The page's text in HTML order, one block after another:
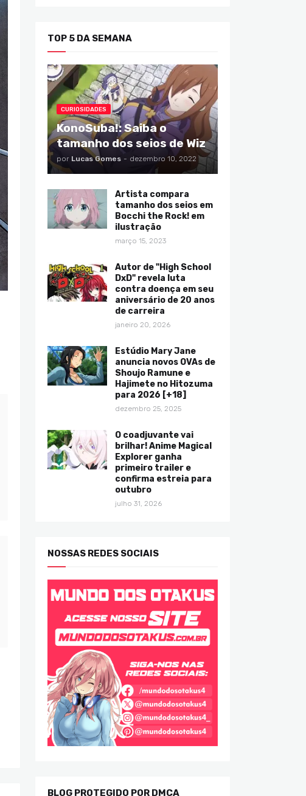
TOP 5 DA SEMANA
CURIOSIDADES
KonoSuba!: Saiba o
tamanho dos seios de Wiz
por Lucas Gomes - dezembro 10, 2022
Artista compara
tamanho dos seios em
Bocchi the Rock! em
ilustração
março 15, 2023
Autor de "High School
DxD" revela luta
contra doença em seu
aniversário de 20 anos
de carreira
janeiro 20, 2026
Estúdio Mary Jane
anuncia novos OVAs de
Shoujo Ramune e
Hajimete no Hitozuma
para 2026 [+18]
dezembro 25, 2025
O coadjuvante vai
brilhar! Anime Magical
Explorer ganha
primeiro trailer e
confirma estreia para
outubro
julho 31, 2026
NOSSAS REDES SOCIAIS
BLOG PROTEGIDO POR DMCA